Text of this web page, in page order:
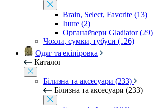
Brain, Select, Favorite (13)
Інше (2)
Органайзери Gladiator (29)
Чохли, сумки, тубуси (126)
Одяг та екіпіровка
Каталог
Білизна та аксесуари (233)
Білизна та аксесуари (233)